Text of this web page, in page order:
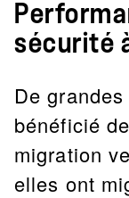
sécurité
De
bénéficié
migration
elles ont